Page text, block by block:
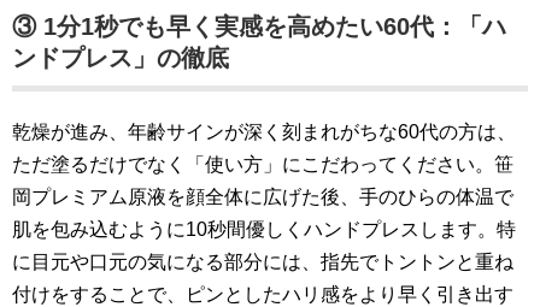
③ 1分1秒でも早く実感を高めたい60代：「ハ
ンドプレス」の徹底
乾燥が進み、年齢サインが深く刻まれがちな60代の方は、
ただ塗るだけでなく「使い方」にこだわってください。笹
岡プレミアム原液を顔全体に広げた後、手のひらの体温で
肌を包み込むように10秒間優しくハンドプレスします。特
に目元や口元の気になる部分には、指先でトントンと重ね
付けをすることで、ピンとしたハリ感をより早く引き出す